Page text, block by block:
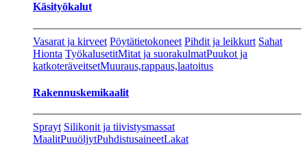
Käsityökalut
Vasarat ja kirveet Pöytätietokoneet Pihdit ja leikkurt Sahat
Hionta TyökalusetitMitat ja suorakulmatPuukot ja
katkoteräveitsetMuuraus,rappaus,laatoitus
Rakennuskemikaalit
Sprayt Silikonit ja tiivistysmassat
MaalitPuuöljytPuhdistusaineetLakat